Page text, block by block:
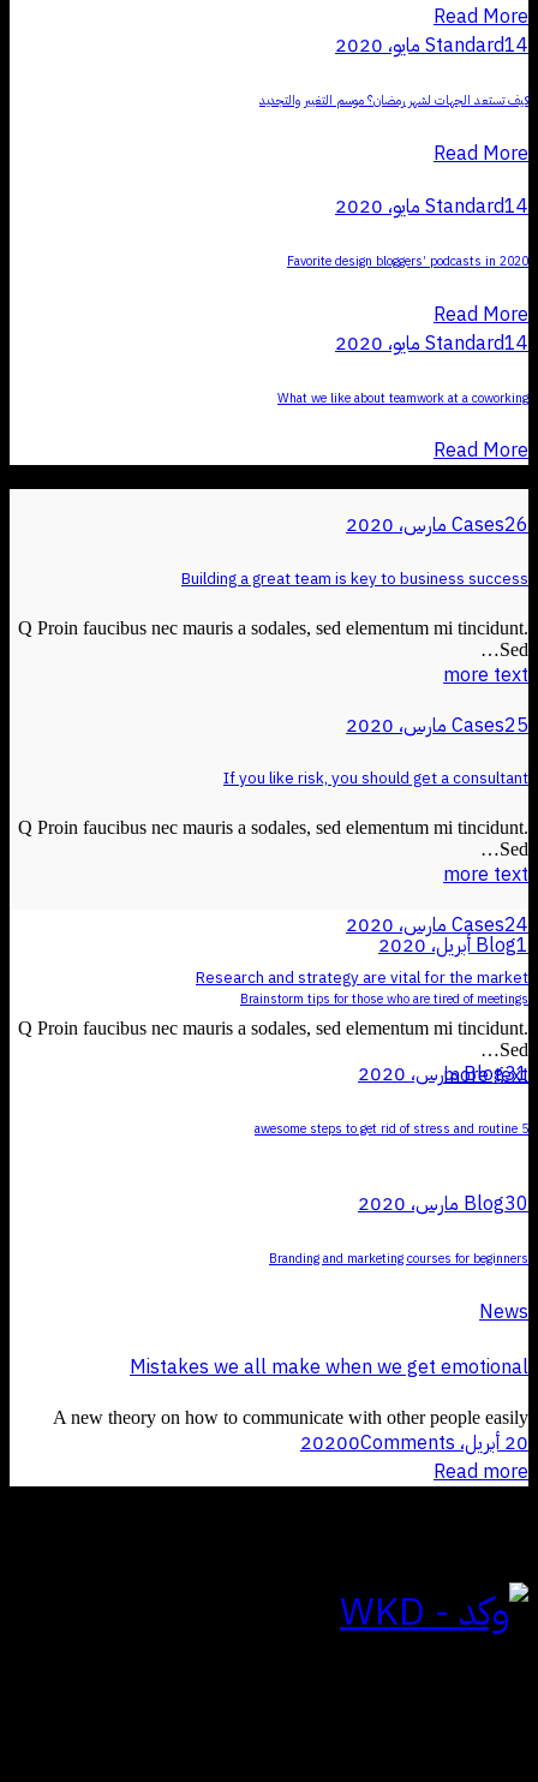
Read More
Standard14 مايو، 2020
كيف تستعد الجهات لشهر رمضان؟ موسم التغيير والتجديد
Read More
Standard14 مايو، 2020
Favorite design bloggers’ podcasts in 2020
Read More
Standard14 مايو، 2020
What we like about teamwork at a coworking
Read More
Cases26 مارس، 2020
Building a great team is key to business success
Q Proin faucibus nec mauris a sodales, sed elementum mi tincidunt.
Sed…
more text
Cases25 مارس، 2020
If you like risk, you should get a consultant
Q Proin faucibus nec mauris a sodales, sed elementum mi tincidunt.
Sed…
more text
Cases24 مارس، 2020
Research and strategy are vital for the market
Q Proin faucibus nec mauris a sodales, sed elementum mi tincidunt.
Sed…
more text
Blog1 أبريل، 2020
Brainstorm tips for those who are tired of meetings
Blog31 مارس، 2020
5 awesome steps to get rid of stress and routine
Blog30 مارس، 2020
Branding and marketing courses for beginners
News
Mistakes we all make when we get emotional
A new theory on how to communicate with other people easily
20 أبريل، 2020 0Comments
Read more